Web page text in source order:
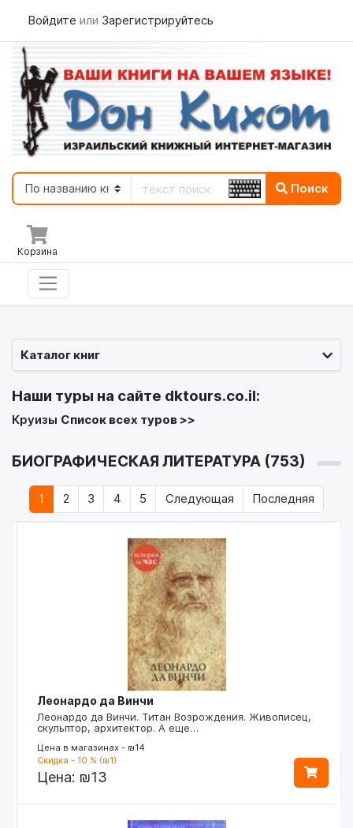
Войдите или Зарегистрируйтесь
Поиск
Корзина
Каталог книг
Наши туры на сайте dktours.co.il:
Круизы Список всех туров >>
БИОГРАФИЧЕСКАЯ ЛИТЕРАТУРА (753)
1 2 3 4 5 Следующая Последняя
Леонардо да Винчи
Леонардо да Винчи. Титан Возрождения. Живописец,
скульптор, архитектор. А еще…
Цена в магазинах - ₪14
Скидка - 10 % (₪1)
Цена: ₪13